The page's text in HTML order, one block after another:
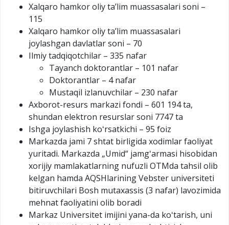
Xalqaro hamkor oliy taʼlim muassasalari soni –
115
Xalqaro hamkor oliy taʼlim muassasalari
joylashgan davlatlar soni – 70
Ilmiy tadqiqotchilar – 335 nafar
Tayanch doktorantlar – 101 nafar
Doktorantlar – 4 nafar
Mustaqil izlanuvchilar – 230 nafar
Axborot-resurs markazi fondi – 601 194 ta,
shundan elektron resurslar soni 7747 ta
Ishga joylashish koʻrsatkichi – 95 foiz
Markazda jami 7 shtat birligida xodimlar faoliyat
yuritadi. Markazda „Umid“ jamgʻarmasi hisobidan
xorijiy mamlakatlarning nufuzli OTMda tahsil olib
kelgan hamda AQSHlarining Vebster universiteti
bitiruvchilari Bosh mutaxassis (3 nafar) lavozimida
mehnat faoliyatini olib boradi
Markaz Universitet imijini yana-da koʻtarish, uni